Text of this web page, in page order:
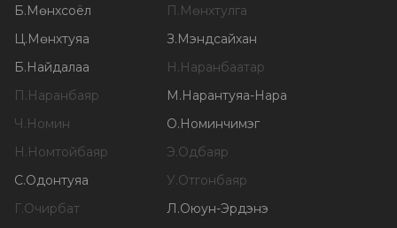
Б.Мөнхсоёл П.Мөнхтулга
Ц.Мөнхтуяа З.Мэндсайхан
Б.Найдалаа Н.Наранбаатар
П.Наранбаяр М.Нарантуяа-Нара
Ч.Номин О.Номинчимэг
Н.Номтойбаяр Э.Одбаяр
С.Одонтуяа У.Отгонбаяр
Г.Очирбат Л.Оюун-Эрдэнэ